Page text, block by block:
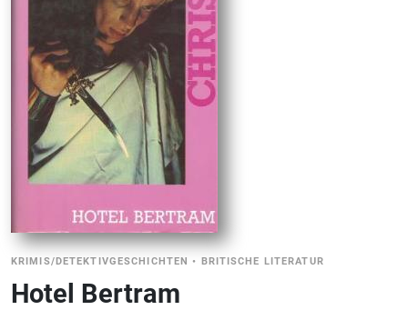
KRIMIS/DETEKTIVGESCHICHTEN • BRITISCHE LITERATUR
Hotel Bertram